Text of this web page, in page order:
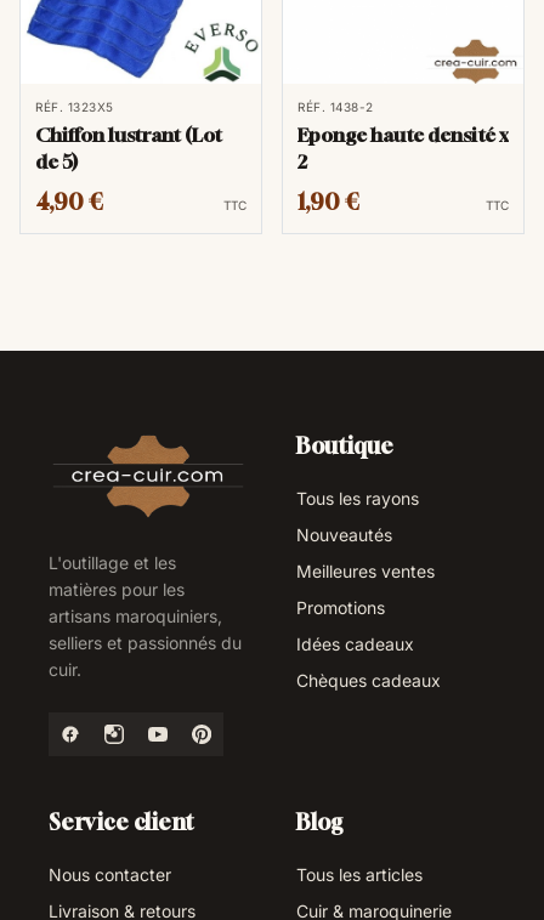
RÉF. 1323X5
Chiffon lustrant (Lot
de 5)
4,90 € TTC
RÉF. 1438-2
Eponge haute densité x
2
1,90 € TTC
L'outillage et les
matières pour les
artisans maroquiniers,
selliers et passionnés du
cuir.
Boutique
Tous les rayons
Nouveautés
Meilleures ventes
Promotions
Idées cadeaux
Chèques cadeaux
Service client
Nous contacter
Livraison & retours
Blog
Tous les articles
Cuir & maroquinerie